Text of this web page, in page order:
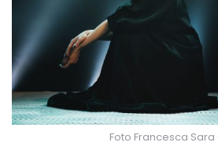
Foto Francesca Sara